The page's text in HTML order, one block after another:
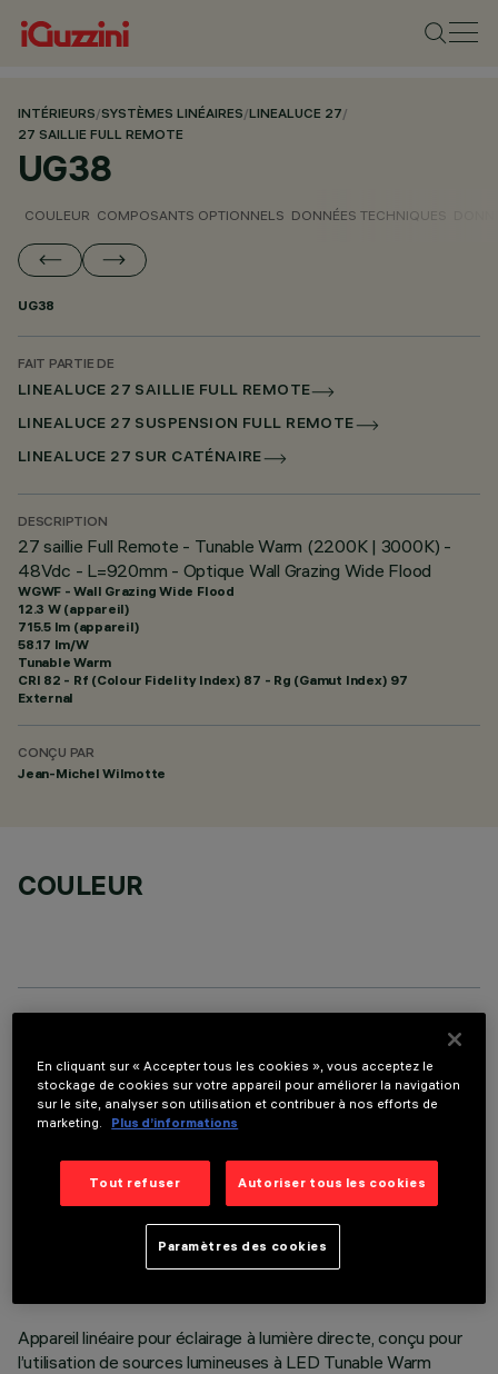
INTÉRIEURS/SYSTÈMES LINÉAIRES/LINEALUCE 27/
27 SAILLIE FULL REMOTE
UG38
COULEUR COMPOSANTS OPTIONNELS DONNÉES TECHNIQUES
UG38
FAIT PARTIE DE
LINEALUCE 27 SAILLIE FULL REMOTE
LINEALUCE 27 SUSPENSION FULL REMOTE
LINEALUCE 27 SUR CATÉNAIRE
DESCRIPTION
27 saillie Full Remote - Tunable Warm (2200K | 3000K) -
48Vdc - L=920mm - Optique Wall Grazing Wide Flood
WGWF - Wall Grazing Wide Flood
12.3 W (appareil)
715.5 lm (appareil)
58.17 lm/W
Tunable Warm
CRI 82 - Rf (Colour Fidelity Index) 87 - Rg (Gamut Index) 97
External
CONÇU PAR
Jean-Michel Wilmotte
COULEUR
DONNÉES TECHNIQUES
DERNIÈRE MISE À JOUR: 06/08/2026
Appareil linéaire pour éclairage à lumière directe, conçu pour
l’utilisation de sources lumineuses à LED Tunable Warm
En cliquant sur « Accepter tous les cookies », vous acceptez le
stockage de cookies sur votre appareil pour améliorer la navigation
sur le site, analyser son utilisation et contribuer à nos efforts de
marketing.
Plus d’informations
Tout refuser Autoriser tous les cookies
Paramètres des cookies